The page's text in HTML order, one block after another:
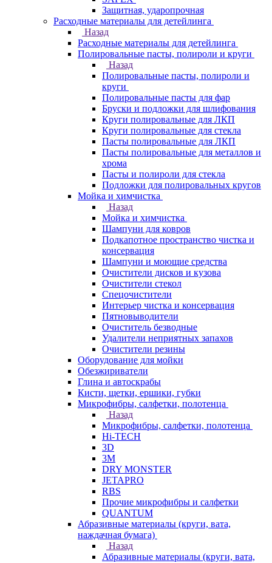
Защитная, ударопрочная
Расходные материалы для детейлинга
Назад
Расходные материалы для детейлинга
Полировальные пасты, полироли и круги
Назад
Полировальные пасты, полироли и
круги
Полировальные пасты для фар
Бруски и подложки для шлифования
Круги полировальные для ЛКП
Круги полировальные для стекла
Пасты полировальные для ЛКП
Пасты полировальные для металлов и
хрома
Пасты и полироли для стекла
Подложки для полировальных кругов
Мойка и химчистка
Назад
Мойка и химчистка
Шампуни для ковров
Подкапотное пространство чистка и
консервация
Шампуни и моющие средства
Очистители дисков и кузова
Очистители стекол
Спецочистители
Интерьер чистка и консервация
Пятновыводители
Очиститель безводные
Удалители неприятных запахов
Очистители резины
Оборудование для мойки
Обезжириватели
Глина и автоскрабы
Кисти, щетки, ершики, губки
Микрофибры, салфетки, полотенца
Назад
Микрофибры, салфетки, полотенца
Hi-TECH
3D
3М
DRY MONSTER
JETAPRO
RBS
Прочие микрофибры и салфетки
QUANTUM
Абразивные материалы (круги, вата,
наждачная бумага)
Назад
Абразивные материалы (круги, вата,